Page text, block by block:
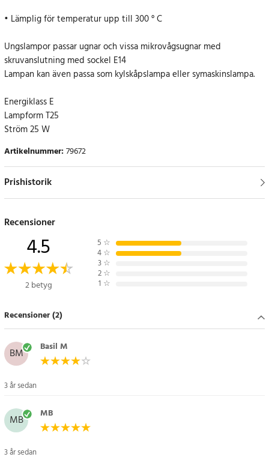
• Lämplig för temperatur upp till 300 ° C
Ungslampor passar ugnar och vissa mikrovågsugnar med
skruvanslutning med sockel E14
Lampan kan även passa som kylskåpslampa eller symaskinslampa.
Energiklass E
Lampform T25
Ström 25 W
Artikelnummer:79672
Prishistorik
Recensioner
4.5
2 betyg
5 ☆
4 ☆
3 ☆
2 ☆
1 ☆
Recensioner (2)
BM Basil M
3 år sedan
MB MB
3 år sedan